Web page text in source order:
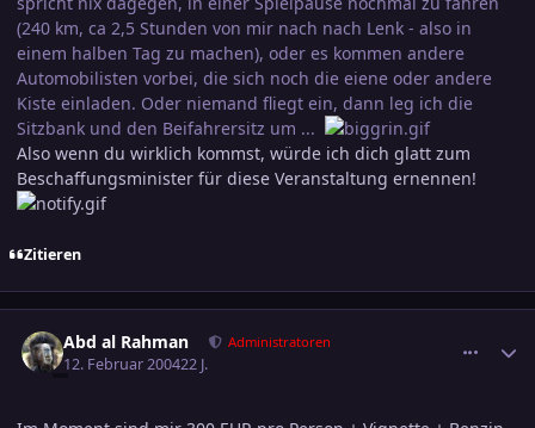
(240 km, ca 2,5 Stunden von mir nach nach Lenk - also in
einem halben Tag zu machen), oder es kommen andere
Automobilisten vorbei, die sich noch die eiene oder andere
Kiste einladen. Oder niemand fliegt ein, dann leg ich die
Sitzbank und den Beifahrersitz um ...
Also wenn du wirklich kommst, würde ich dich glatt zum
Beschaffungsminister für diese Veranstaltung ernennen!
Zitieren
Abd al Rahman Administratoren
12. Februar 200422 J.